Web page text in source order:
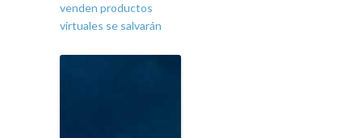
venden productos
virtuales se salvarán